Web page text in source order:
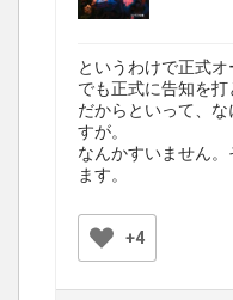
というわけで正式
でも正式に告知を打
だからといって、
すが。
なんかすいません
ます。
+4